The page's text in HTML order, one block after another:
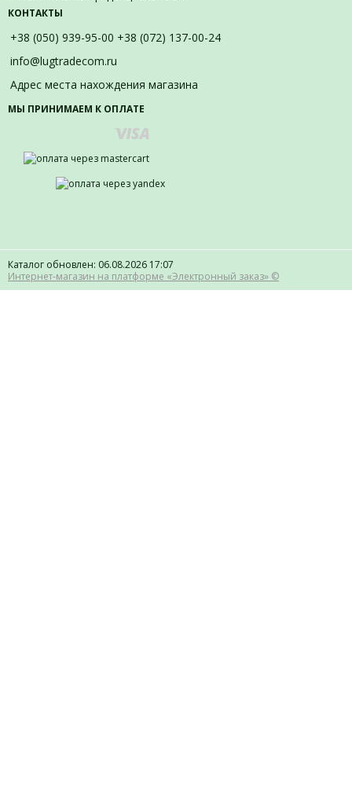
КОНТАКТЫ
+38 (050) 939-95-00 +38 (072) 137-00-24
info@lugtradecom.ru
Адрес места нахождения магазина
МЫ ПРИНИМАЕМ К ОПЛАТЕ
Каталог обновлен: 06.08.2026 17:07
Интернет-магазин на платформе «Электронный заказ» ©